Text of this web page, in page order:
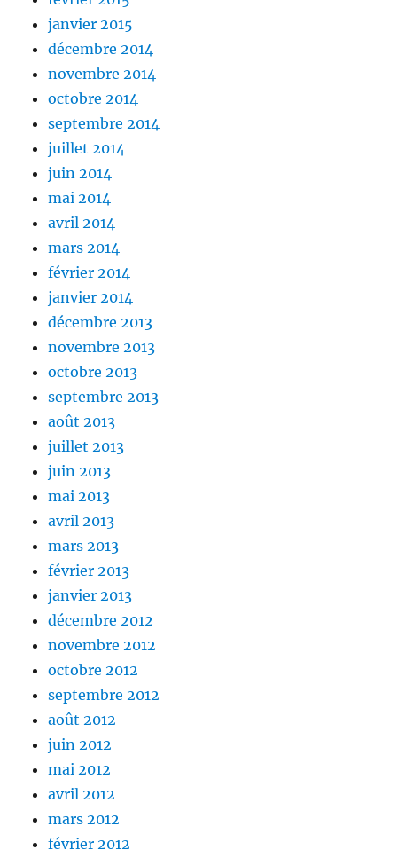
janvier 2015
décembre 2014
novembre 2014
octobre 2014
septembre 2014
juillet 2014
juin 2014
mai 2014
avril 2014
mars 2014
février 2014
janvier 2014
décembre 2013
novembre 2013
octobre 2013
septembre 2013
août 2013
juillet 2013
juin 2013
mai 2013
avril 2013
mars 2013
février 2013
janvier 2013
décembre 2012
novembre 2012
octobre 2012
septembre 2012
août 2012
juin 2012
mai 2012
avril 2012
mars 2012
février 2012